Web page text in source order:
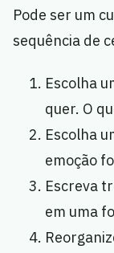
Pode ser um
sequência de
Escolha
quer. O
Escolha
emoção
Escreva
em uma